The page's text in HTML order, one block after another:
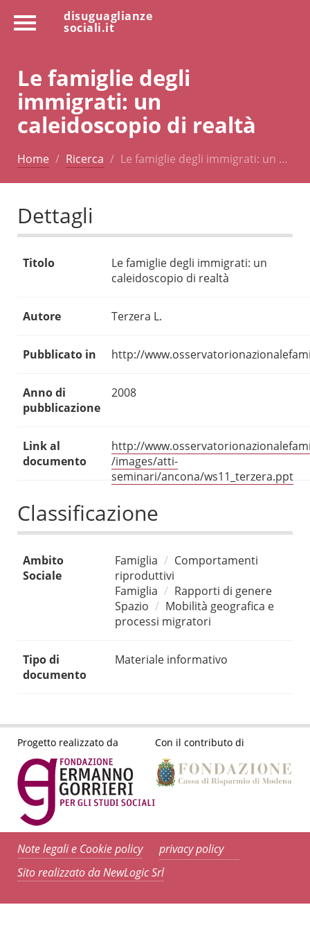
disuguaglianze
sociali.it
Le famiglie degli
immigrati: un
caleidoscopio di realtà
Home Ricerca Le famiglie degli immigrati: un …
Dettagli
Titolo
Le famiglie degli immigrati: un
caleidoscopio di realtà
Autore Terzera L.
Pubblicato in http://
Anno di
pubblicazione
2008
Link al
documento
http://
/images/atti-
seminari/ancona/ws11_terzera.ppt
Classificazione
Ambito
Sociale
Famiglia
Comportamenti
riproduttivi
Famiglia
Rapporti di genere
Spazio
Mobilità geografica e
processi migratori
Tipo di
documento
Materiale informativo
Progetto realizzato da Con il contributo di
Note legali e Cookie policy
privacy policy
Sito realizzato da NewLogic Srl